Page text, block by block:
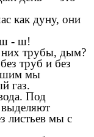
как дуну, они
- ш!
них трубы, дым?
труб и без
мы
газ.
Под
выделяют
листьев мы с